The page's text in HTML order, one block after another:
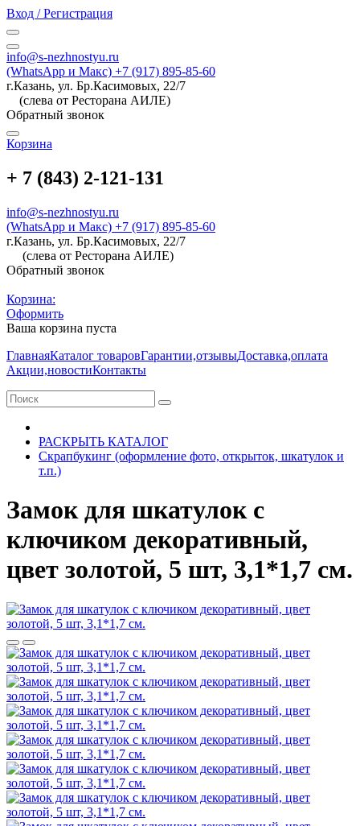
Вход / Регистрация
info@s-nezhnostyu.ru
(WhatsApp и Макс) +7 (917) 895-85-60
г.Казань, ул. Бр.Касимовых, 22/7
(слева от Ресторана АИЛЕ)
Обратный звонок
Корзина
+ 7 (843) 2-121-131
info@s-nezhnostyu.ru
(WhatsApp и Макс) +7 (917) 895-85-60
г.Казань, ул. Бр.Касимовых, 22/7
(слева от Ресторана АИЛЕ)
Обратный звонок
Корзина:
Оформить
Ваша корзина пуста
ГлавнаяКаталог товаровГарантии,отзывыДоставка,оплата
Акции,новостиКонтакты
РАСКРЫТЬ КАТАЛОГ
Скрапбукинг (оформление фото, открыток, шкатулок и
т.п.)
Замок для шкатулок с
ключиком декоративный,
цвет золотой, 5 шт, 3,1*1,7 см.